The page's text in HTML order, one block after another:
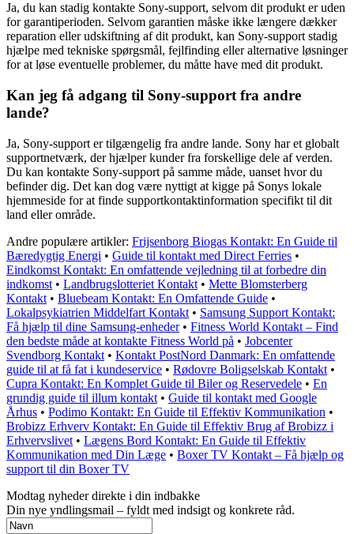
Ja, du kan stadig kontakte Sony-support, selvom dit produkt er uden
for garantiperioden. Selvom garantien måske ikke længere dækker
reparation eller udskiftning af dit produkt, kan Sony-support stadig
hjælpe med tekniske spørgsmål, fejlfinding eller alternative løsninger
for at løse eventuelle problemer, du måtte have med dit produkt.
Kan jeg få adgang til Sony-support fra andre
lande?
Ja, Sony-support er tilgængelig fra andre lande. Sony har et globalt
supportnetværk, der hjælper kunder fra forskellige dele af verden.
Du kan kontakte Sony-support på samme måde, uanset hvor du
befinder dig. Det kan dog være nyttigt at kigge på Sonys lokale
hjemmeside for at finde supportkontaktinformation specifikt til dit
land eller område.
Andre populære artikler: Frijsenborg Biogas Kontakt: En Guide til
Bæredygtig Energi • Guide til kontakt med Direct Ferries •
Eindkomst Kontakt: En omfattende vejledning til at forbedre din
indkomst • Landbrugslotteriet Kontakt • Mette Blomsterberg
Kontakt • Bluebeam Kontakt: En Omfattende Guide •
Lokalpsykiatrien Middelfart Kontakt • Samsung Support Kontakt:
Få hjælp til dine Samsung-enheder• Fitness World Kontakt – Find
den bedste måde at kontakte Fitness World på • Jobcenter
Svendborg Kontakt • Kontakt PostNord Danmark: En omfattende
guide til at få fat i kundeservice • Rødovre Boligselskab Kontakt •
Cupra Kontakt: En Komplet Guide til Biler og Reservedele • En
grundig guide til illum kontakt • Guide til kontakt med Google
Århus • Podimo Kontakt: En Guide til Effektiv Kommunikation •
Brobizz Erhverv Kontakt: En Guide til Effektiv Brug af Brobizz i
Erhvervslivet • Lægens Bord Kontakt: En Guide til Effektiv
Kommunikation med Din Læge • Boxer TV Kontakt – Få hjælp og
support til din Boxer TV
Modtag nyheder direkte i din indbakke
Din nye yndlingsmail – fyldt med indsigt og konkrete råd.